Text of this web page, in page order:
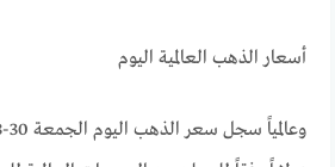
أسعار الذهب العالمية اليوم